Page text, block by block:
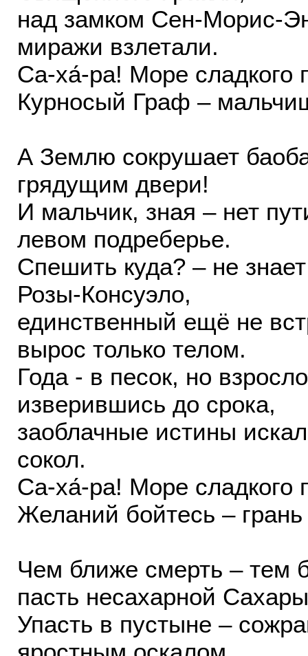
над замком Сен-Морис-
миражи взлетали.
Са-ха́-ра! Море сладкого
Курносый Граф –
А Землю сокрушает
грядущим двери!
И мальчик, зная – нет
левом подреберье.
Спешить куда? – не
Розы-Консуэло,
единственный ещё не
вырос только телом.
Года - в песок, но
изверившись до срока,
заоблачные истины
сокол.
Са-ха́-ра! Море сладкого
Желаний бойтесь –
Чем ближе смерть – тем
пасть несахарной
Упасть в пустыне –